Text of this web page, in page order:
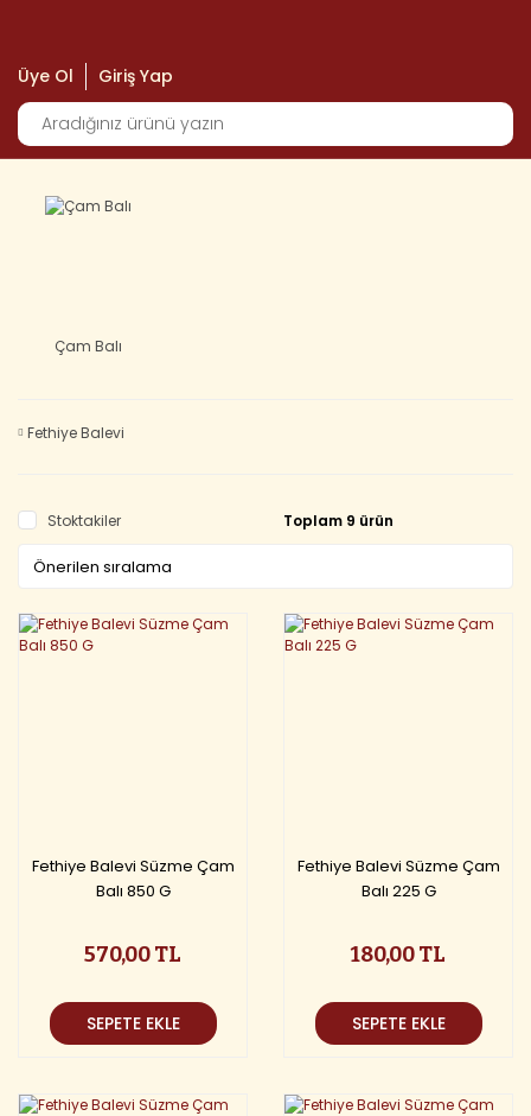
Üye Ol Giriş Yap
Çam Balı
Fethiye Balevi
Stoktakiler Toplam 9 ürün
Fethiye Balevi Süzme Çam
Balı 850 G
570,00 TL
SEPETE EKLE
Fethiye Balevi Süzme Çam
Balı 225 G
180,00 TL
SEPETE EKLE